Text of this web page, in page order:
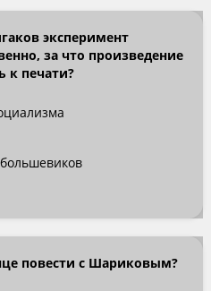
эксперимент
за что произведение
к печати?
повести с Шариковым?